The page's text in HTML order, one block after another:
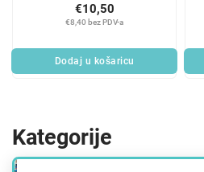
€8,40 bez PDV-a
€10,50
Dodaj u košaricu
Kategorije